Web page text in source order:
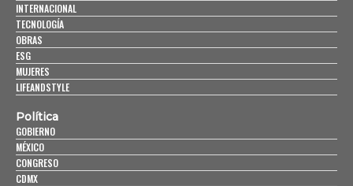
INTERNACIONAL
TECNOLOGÍA
OBRAS
ESG
MUJERES
LIFEANDSTYLE
Política
GOBIERNO
MÉXICO
CONGRESO
CDMX